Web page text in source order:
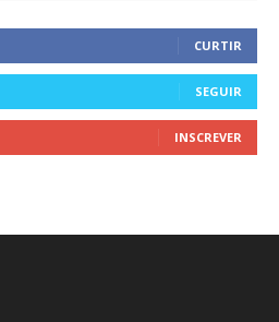
CURTIR
SEGUIR
INSCREVER